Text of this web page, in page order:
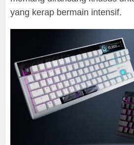
yang kerap bermain intensif.